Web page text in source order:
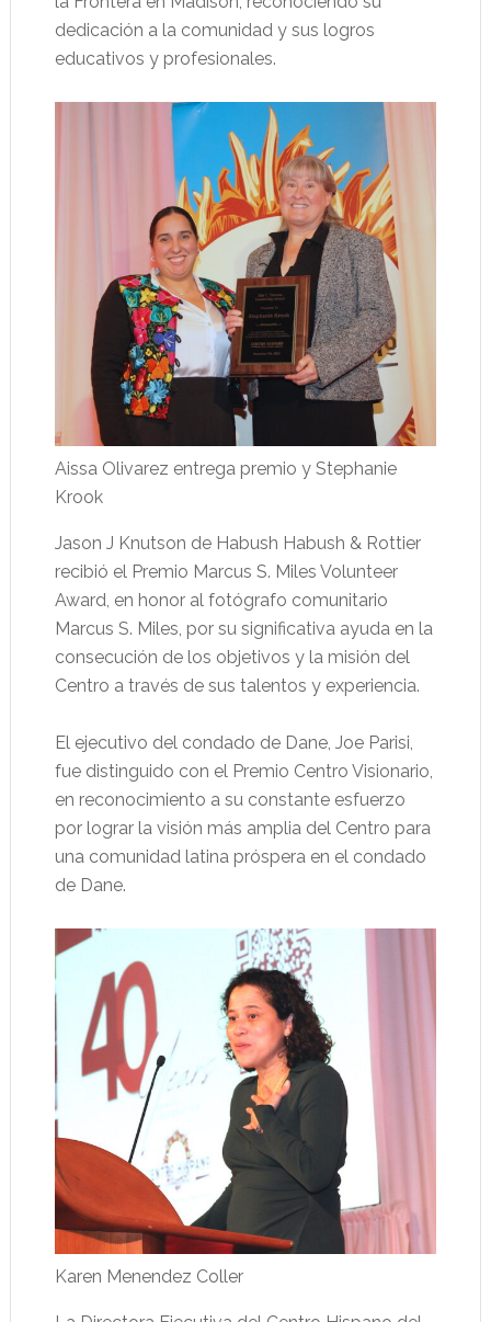
dedicación a la comunidad y sus logros
educativos y profesionales.
Aissa Olivarez entrega premio y Stephanie
Krook
Jason J Knutson de Habush Habush & Rottier
recibió el Premio Marcus S. Miles Volunteer
Award, en honor al fotógrafo comunitario
Marcus S. Miles, por su significativa ayuda en la
consecución de los objetivos y la misión del
Centro a través de sus talentos y experiencia.
El ejecutivo del condado de Dane, Joe Parisi,
fue distinguido con el Premio Centro Visionario,
en reconocimiento a su constante esfuerzo
por lograr la visión más amplia del Centro para
una comunidad latina próspera en el condado
de Dane.
Karen Menendez Coller